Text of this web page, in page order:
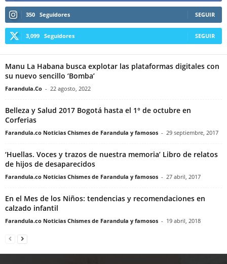
350 Seguidores SEGUIR
3,099 Seguidores SEGUIR
Manu La Habana busca explotar las plataformas digitales con
su nuevo sencillo ‘Bomba’
Farandula.Co - 22 agosto, 2022
Belleza y Salud 2017 Bogotá hasta el 1° de octubre en
Corferias
Farandula.co Noticias Chismes de Farandula y famosos - 29 septiembre, 2017
‘Huellas. Voces y trazos de nuestra memoria’ Libro de relatos
de hijos de desaparecidos
Farandula.co Noticias Chismes de Farandula y famosos - 27 abril, 2017
En el Mes de los Niños: tendencias y recomendaciones en
calzado infantil
Farandula.co Noticias Chismes de Farandula y famosos - 19 abril, 2018